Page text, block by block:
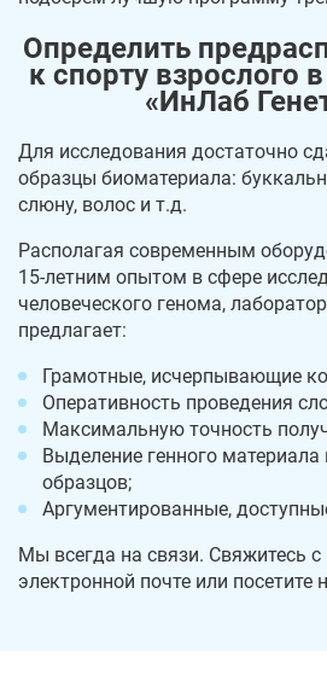
Определить
к спорту взрослого
«ИнЛаб
Для исследования достаточно
образцы биоматериала:
слюну, волос и т.д.
Располагая современным
15-летним опытом в сфере
человеческого генома,
предлагает:
Грамотные, исчерпывающие
Оперативность проведения
Максимальную точность
Выделение генного
образцов;
Аргументированные,
Мы всегда на связи. Свяжитесь
электронной почте или посетите